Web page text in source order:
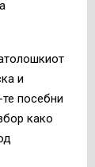
и
посебни
како